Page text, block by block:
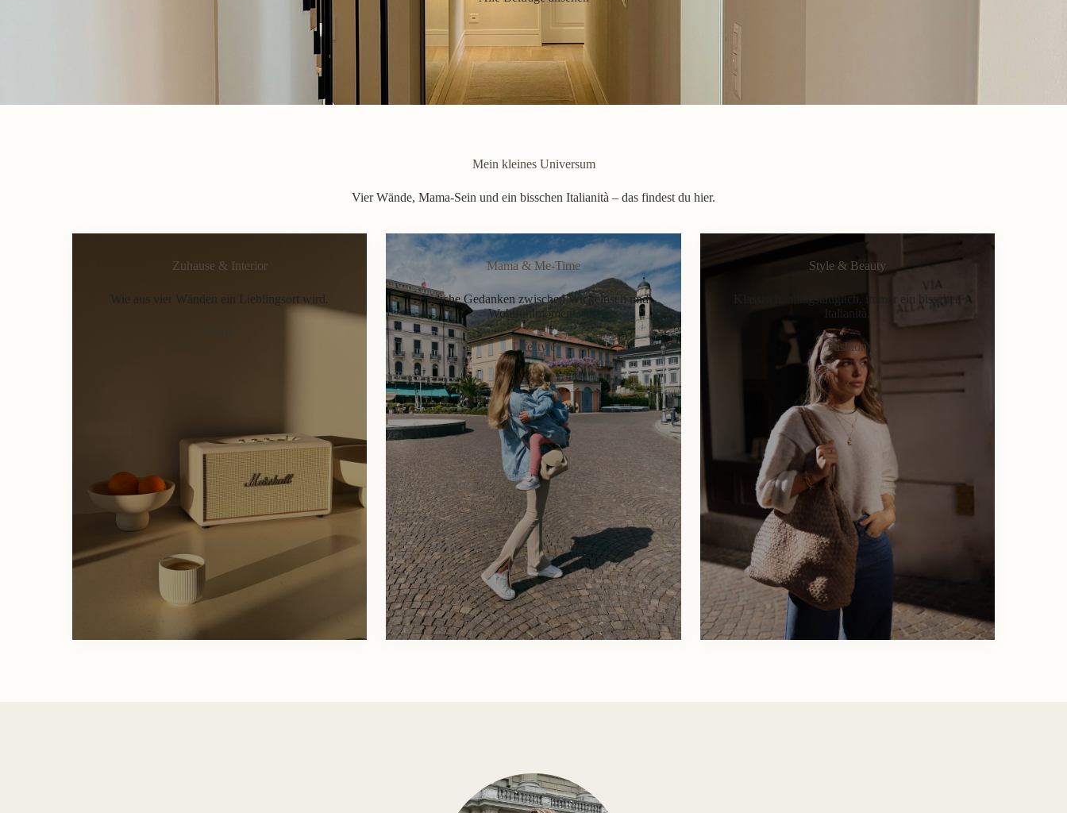
Mein kleines Universum
Vier Wände, Mama-Sein und ein bisschen Italianità – das findest du hier.
Zuhause & Interior
Wie aus vier Wänden ein Lieblingsort wird.
Mama & Me-Time
Ehrliche Gedanken zwischen Wickeltisch und
Wohlfühlmoment.
Lifestyle
Style & Beauty
Klassisch, alltagstauglich, immer ein bisschen
Italianità.
Fashion